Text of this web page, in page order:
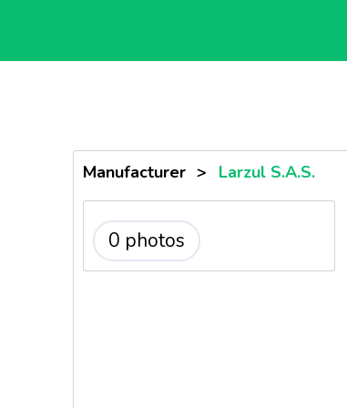
Manufacturer > Larzul S.A.S.
0 photos